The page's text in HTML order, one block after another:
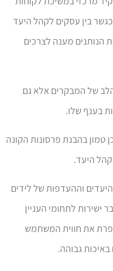
בין עסקים לקהל היעד
מענה לצרכים
של המבקרים אלא גם
בענף שלו.
בהבנת פרסונות הקונה
היעד.
וההעדפות של לידים
לתחומי העניין
את חווית המשתמש
גבוהה.